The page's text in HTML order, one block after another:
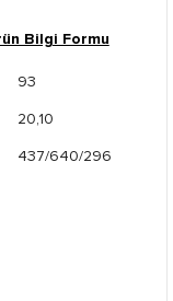
Bilgi Formu
93
20,10
437/640/296